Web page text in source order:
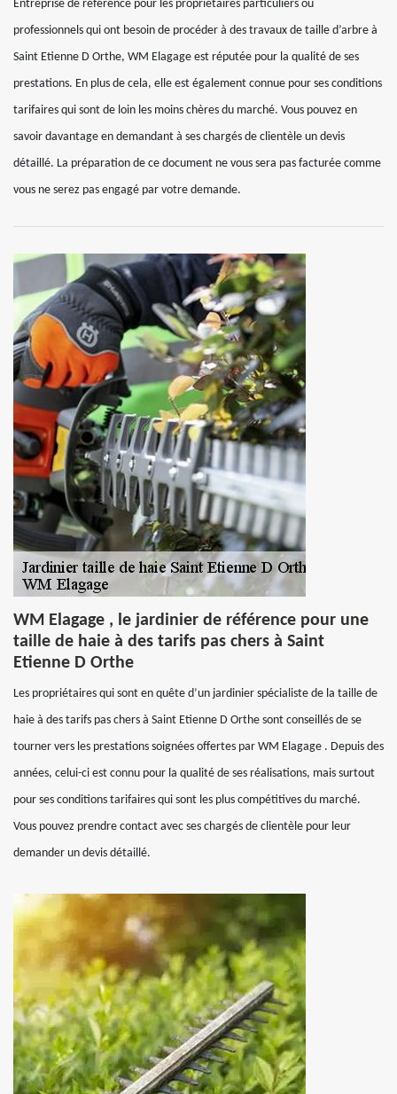
Entreprise de référence pour les propriétaires particuliers ou
professionnels qui ont besoin de procéder à des travaux de taille d’arbre à
Saint Etienne D Orthe, WM Elagage est réputée pour la qualité de ses
prestations. En plus de cela, elle est également connue pour ses conditions
tarifaires qui sont de loin les moins chères du marché. Vous pouvez en
savoir davantage en demandant à ses chargés de clientèle un devis
détaillé. La préparation de ce document ne vous sera pas facturée comme
vous ne serez pas engagé par votre demande.
WM Elagage , le jardinier de référence pour une
taille de haie à des tarifs pas chers à Saint
Etienne D Orthe
Les propriétaires qui sont en quête d’un jardinier spécialiste de la taille de
haie à des tarifs pas chers à Saint Etienne D Orthe sont conseillés de se
tourner vers les prestations soignées offertes par WM Elagage . Depuis des
années, celui-ci est connu pour la qualité de ses réalisations, mais surtout
pour ses conditions tarifaires qui sont les plus compétitives du marché.
Vous pouvez prendre contact avec ses chargés de clientèle pour leur
demander un devis détaillé.